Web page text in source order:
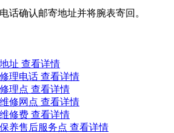
话确认邮寄地址并将腕表寄回。
址 查看详情
理电话 查看详情
理点 查看详情
修网点 查看详情
修费 查看详情
养售后服务点 查看详情